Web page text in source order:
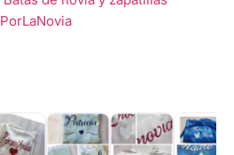
PorLaNovia